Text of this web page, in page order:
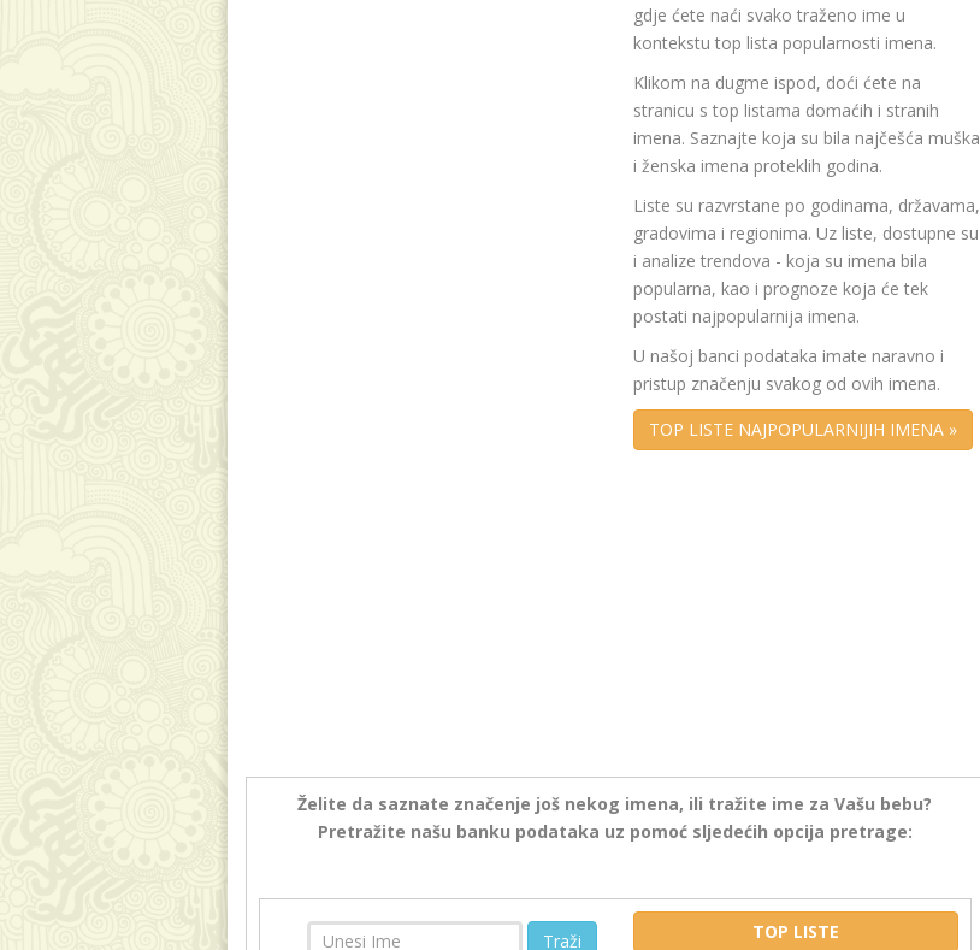
gdje ćete naći svako traženo ime u
kontekstu top lista popularnosti imena.
Klikom na dugme ispod, doći ćete na
stranicu s top listama domaćih i stranih
imena. Saznajte koja su bila najčešća muška
i ženska imena proteklih godina.
Liste su razvrstane po godinama, državama,
gradovima i regionima. Uz liste, dostupne su
i analize trendova - koja su imena bila
popularna, kao i prognoze koja će tek
postati najpopularnija imena.
U našoj banci podataka imate naravno i
pristup značenju svakog od ovih imena.
TOP LISTE NAJPOPULARNIJIH IMENA »
Želite da saznate značenje još nekog imena, ili tražite ime za Vašu bebu?
Pretražite našu banku podataka uz pomoć sljedećih opcija pretrage:
Traži TOP LISTE